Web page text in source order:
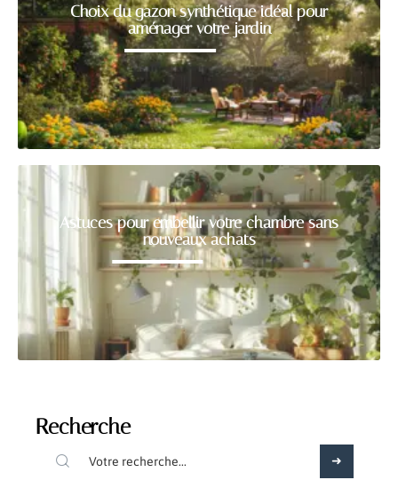
Choix du gazon synthétique idéal pour
aménager votre jardin
Astuces pour embellir votre chambre sans
nouveaux achats
Recherche